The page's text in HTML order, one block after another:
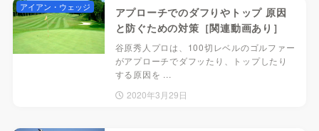
アプローチでのダフりやトップ 原因
と防ぐための対策［関連動画あり］
谷原秀人プロは、100切レベルのゴルファー
がアプローチでダフッたり、トップしたり
する原因を ...
2020年3月29日
アイアン・ウェッジ